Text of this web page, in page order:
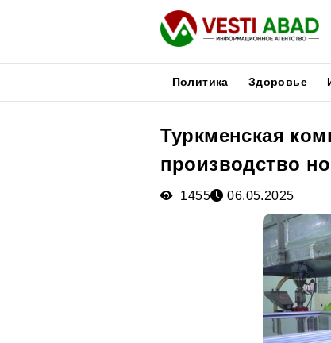
Политика Здоровье
Туркменская
производство
1455 06.05.2025